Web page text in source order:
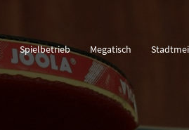
Spielbetrieb Megatisch